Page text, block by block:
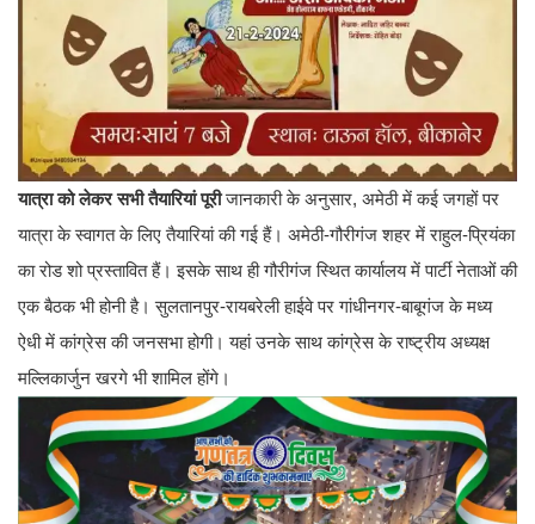
यात्रा को लेकर सभी तैयारियां पूरीजानकारी के अनुसार, अमेठी में कई जगहों पर
यात्रा के स्वागत के लिए तैयारियां की गई हैं। अमेठी-गौरीगंज शहर में राहुल-प्रियंका
का रोड शो प्रस्तावित हैं। इसके साथ ही गौरीगंज स्थित कार्यालय में पार्टी नेताओं की
एक बैठक भी होनी है। सुलतानपुर-रायबरेली हाईवे पर गांधीनगर-बाबूगंज के मध्य
ऐधी में कांग्रेस की जनसभा होगी। यहां उनके साथ कांग्रेस के राष्ट्रीय अध्यक्ष
मल्लिकार्जुन खरगे भी शामिल होंगे।